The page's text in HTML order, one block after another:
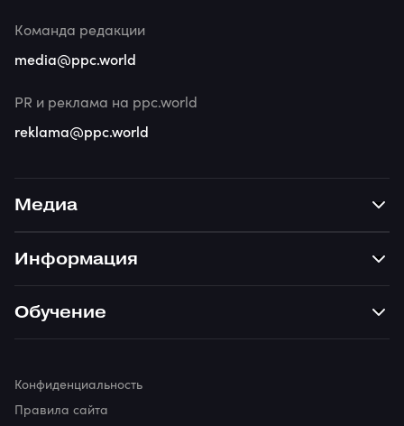
Медиа
Информация
Обучение
Команда редакции
media@ppc.world
PR и реклама на ppc.world
reklama@ppc.world
Конфиденциальность
Правила сайта